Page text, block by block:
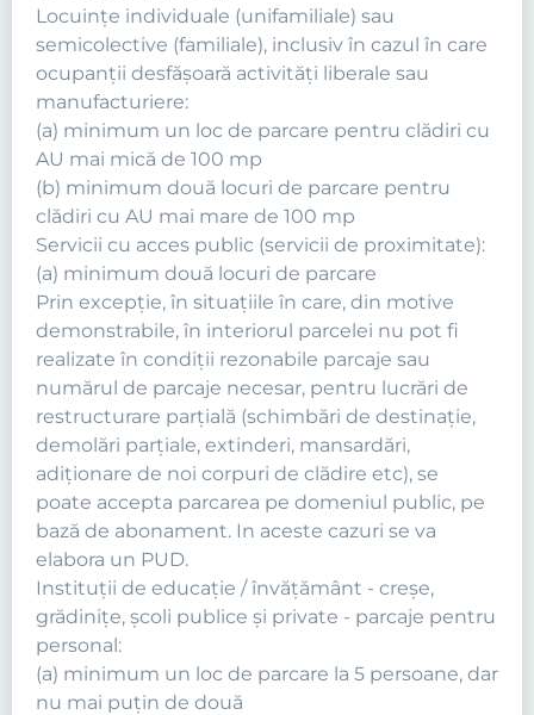
Locuinţe individuale (unifamiliale) sau
semicolective (familiale), inclusiv în cazul în care
ocupanţii desfăşoară activităţi liberale sau
manufacturiere:
(a) minimum un loc de parcare pentru clădiri cu
AU mai mică de 100 mp
(b) minimum două locuri de parcare pentru
clădiri cu AU mai mare de 100 mp
Servicii cu acces public (servicii de proximitate):
(a) minimum două locuri de parcare
Prin excepţie, în situaţiile în care, din motive
demonstrabile, în interiorul parcelei nu pot fi
realizate în condiţii rezonabile parcaje sau
numărul de parcaje necesar, pentru lucrări de
restructurare parţială (schimbări de destinaţie,
demolări parţiale, extinderi, mansardări,
adiţionare de noi corpuri de clădire etc), se
poate accepta parcarea pe domeniul public, pe
bază de abonament. In aceste cazuri se va
elabora un PUD.
Instituţii de educaţie / învăţământ - creşe,
grădiniţe, şcoli publice şi private - parcaje pentru
personal:
(a) minimum un loc de parcare la 5 persoane, dar
nu mai puţin de două